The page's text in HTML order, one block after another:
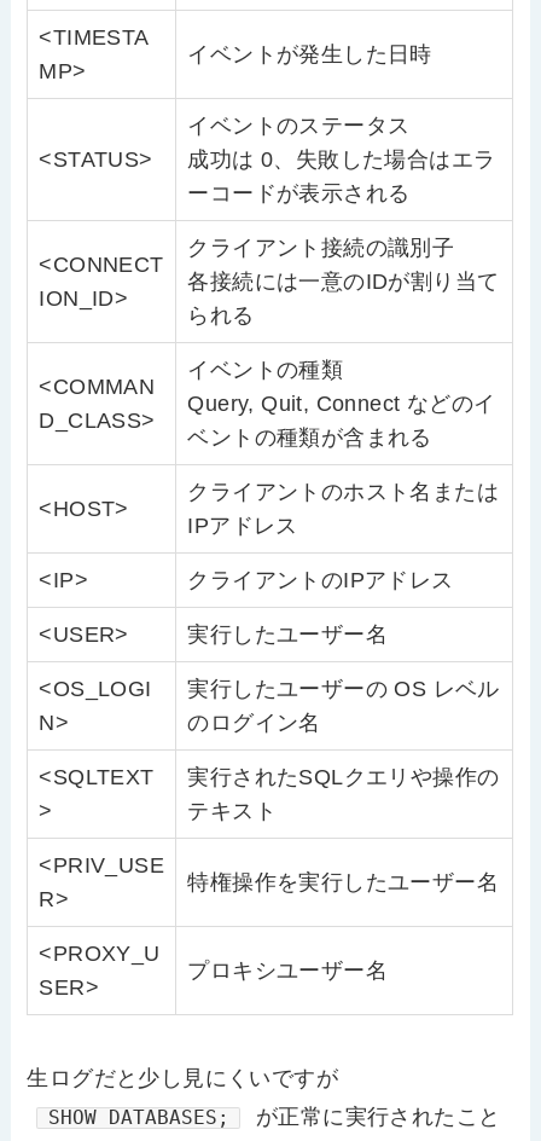
<TIMESTA
MP>
イベントが発生した日時
<STATUS>
イベントのステータス
成功は 0、失敗した場合はエラ
ーコードが表示される
<CONNECT
ION_ID>
クライアント接続の識別子
各接続には一意のIDが割り当て
られる
<COMMAN
D_CLASS>
イベントの種類
Query, Quit, Connect などのイ
ベントの種類が含まれる
<HOST>
クライアントのホスト名または
IPアドレス
<IP> クライアントのIPアドレス
<USER> 実行したユーザー名
<OS_LOGI
N>
実行したユーザーの OS レベル
のログイン名
<SQLTEXT
>
実行されたSQLクエリや操作の
テキスト
<PRIV_USE
R>
特権操作を実行したユーザー名
<PROXY_U
SER>
プロキシユーザー名
生ログだと少し見にくいですが
SHOW DATABASES;
が正常に実行されたこと